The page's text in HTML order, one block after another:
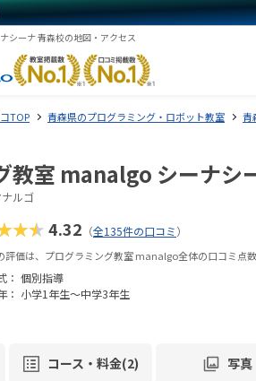
シーナ 青森校の地図・アクセス
TOP 青森県のプログラミング・ロボット教室 青
教室 manalgo シーナシ
ルゴ
4.32 （全135件の口コミ）
評価は、プログラミング教室 manalgo全体の口コミ点
： 個別指導
： 小学1年生～中学3年生
コース・料金(2) 写真